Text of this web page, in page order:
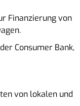
Finanzierung von
Consumer Bank,
von lokalen und